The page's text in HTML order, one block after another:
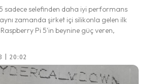
sadece selefinden daha iyi performans
zamanda şirket içi silikonla gelen ilk
| 20:02